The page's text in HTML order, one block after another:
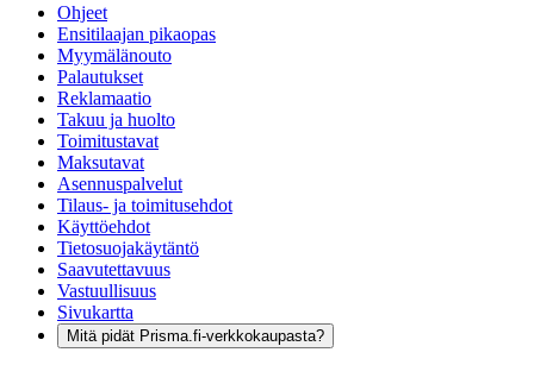
Ohjeet
Ensitilaajan pikaopas
Myymälänouto
Palautukset
Reklamaatio
Takuu ja huolto
Toimitustavat
Maksutavat
Asennuspalvelut
Tilaus- ja toimitusehdot
Käyttöehdot
Tietosuojakäytäntö
Saavutettavuus
Vastuullisuus
Sivukartta
Mitä pidät Prisma.fi-verkkokaupasta?